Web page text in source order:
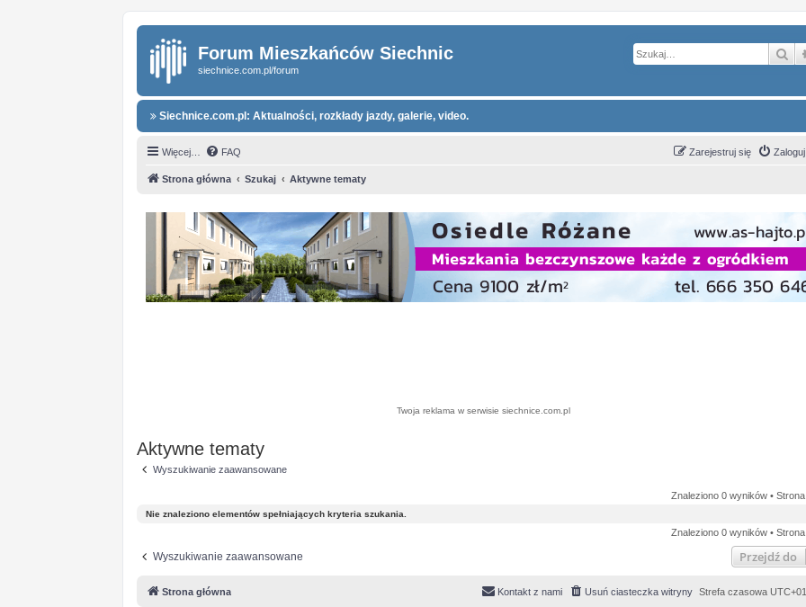
Forum Mieszkańców Siechnic
siechnice.com.pl/forum
Siechnice.com.pl: Aktualności, rozkłady jazdy, galerie, video.
Więcej… FAQ Zarejestruj się
Strona główna Szukaj Aktywne tematy
Twoja reklama w serwisie siechnice.com.pl
Aktywne tematy
Wyszukiwanie zaawansowane
Znaleziono 0 wyników • Strona
Nie znaleziono elementów spełniających kryteria szukania.
Znaleziono 0 wyników • Strona
Wyszukiwanie zaawansowane Przejdź do
Strona główna Strefa czasowa
Usuń ciasteczka witryny
Kontakt z nami